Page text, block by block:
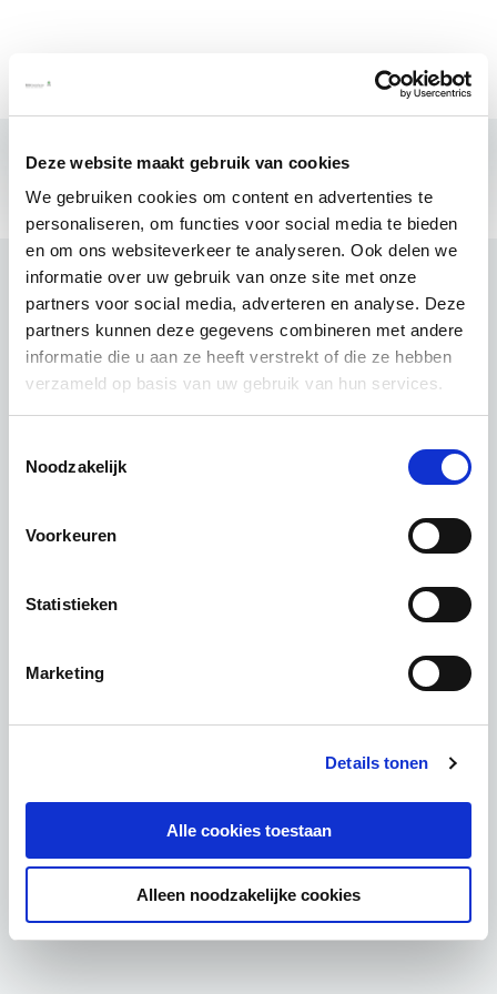
Deze website maakt gebruik van cookies
We gebruiken cookies om content en advertenties te
personaliseren, om functies voor social media te bieden
en om ons websiteverkeer te analyseren. Ook delen we
informatie over uw gebruik van onze site met onze
partners voor social media, adverteren en analyse. Deze
partners kunnen deze gegevens combineren met andere
informatie die u aan ze heeft verstrekt of die ze hebben
verzameld op basis van uw gebruik van hun services.
Noodzakelijk
Voorkeuren
Statistieken
Marketing
Details tonen
Alle cookies toestaan
Alleen noodzakelijke cookies